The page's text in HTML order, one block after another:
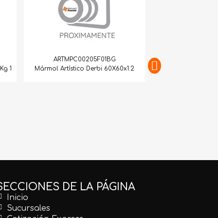
1
ARTMPC00205F01BG
Mármol Artístico Derbi 60X60x1.2
DE LA PÁGINA
Inicio
Sucursales